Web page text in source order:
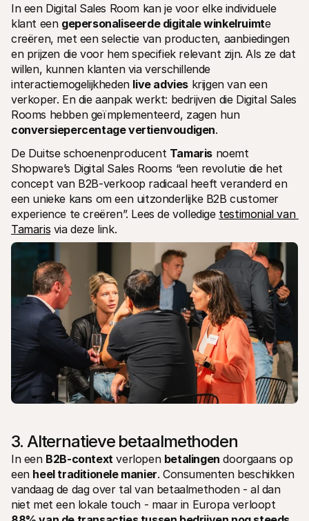
In een Digital Sales Room kan je voor elke individuele
klant een gepersonaliseerde digitale winkelruimte
creëren, met een selectie van producten, aanbiedingen
en prijzen die voor hem specifiek relevant zijn. Als ze dat
willen, kunnen klanten via verschillende
interactiemogelijkheden live advies krijgen van een
verkoper. En die aanpak werkt: bedrijven die Digital Sales
Rooms hebben geïmplementeerd, zagen hun
conversiepercentage vertienvoudigen.
De Duitse schoenenproducent Tamaris noemt
Shopware’s Digital Sales Rooms “een revolutie die het
concept van B2B-verkoop radicaal heeft veranderd en
een unieke kans om een uitzonderlijke B2B customer
experience te creëren”. Lees de volledige testimonial van
Tamaris via deze link.
3. Alternatieve betaalmethoden
In een B2B-context verlopen betalingen doorgaans op
een heel traditionele manier. Consumenten beschikken
vandaag de dag over tal van betaalmethoden - al dan